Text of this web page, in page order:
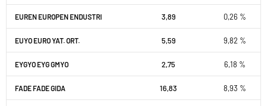
EUREN EUROPEN ENDUSTRI 3,89 0,26 %
EUYO EURO YAT. ORT. 5,59 9,82 %
EYGYO EYG GMYO 2,75 6,18 %
FADE FADE GIDA 16,83 8,93 %